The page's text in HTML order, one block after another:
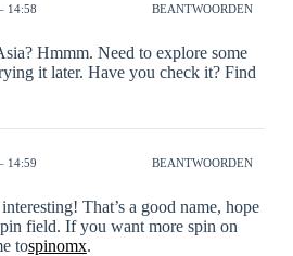
14:58 BEANTWOORDEN
Hmmm. Need to explore some
it later. Have you check it? Find
14:59 BEANTWOORDEN
That’s a good name, hope
field. If you want more spin on
tospinomx.